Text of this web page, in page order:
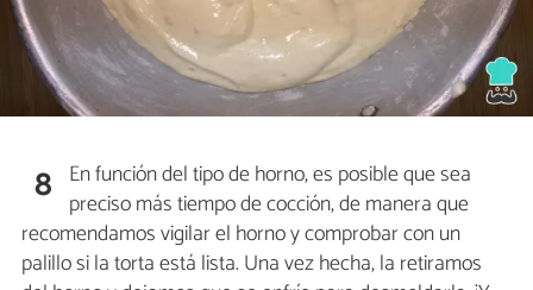
8 En función del tipo de horno, es posible que sea
preciso más tiempo de cocción, de manera que
recomendamos vigilar el horno y comprobar con un
palillo si la torta está lista. Una vez hecha, la retiramos